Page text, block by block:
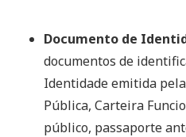
Documento de
documentos de
Identidade emitida
Pública, Carteira
público, passaporte